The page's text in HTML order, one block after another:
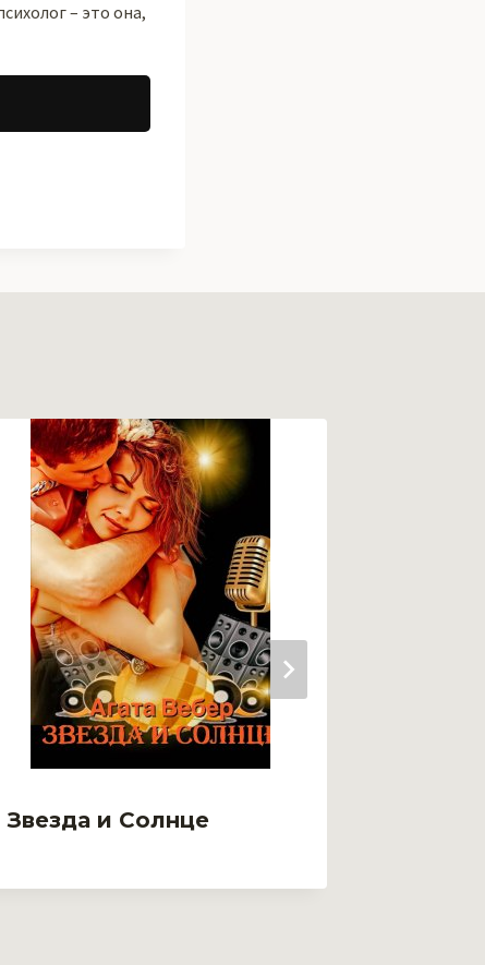
– это она,
Звезда и Солнце